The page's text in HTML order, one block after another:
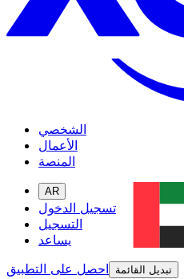
الشخصي
الأعمال
المنصة
AR
تسجيل الدخول
التسجيل
يساعد
احصل على التطبيق
تبديل القائمة